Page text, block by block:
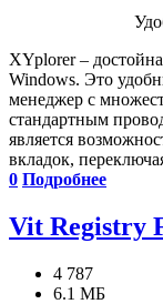
XYplorer –
Windows. Это
менеджер с
стандартным
является
вкладок,
0 Подробнее
Vit Registry
4 787
6.1 МБ